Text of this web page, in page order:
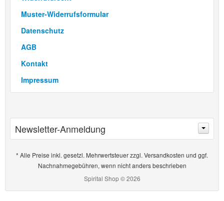
Muster-Widerrufsformular
Datenschutz
AGB
Kontakt
Impressum
Newsletter-Anmeldung
* Alle Preise inkl. gesetzl. Mehrwertsteuer zzgl. Versandkosten und ggf.
Nachnahmegebühren, wenn nicht anders beschrieben
Spirital Shop © 2026